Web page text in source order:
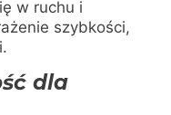
w ruchu i
szybkości,
dla